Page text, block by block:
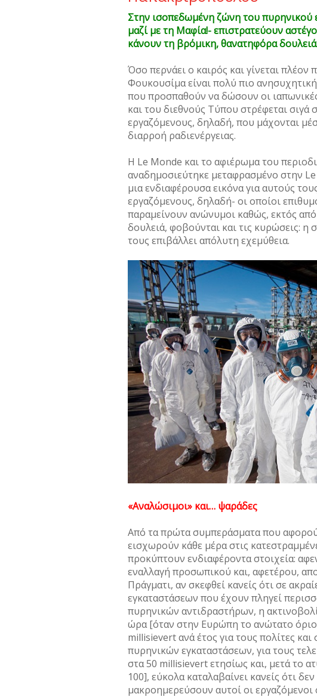
Στην ισοπεδωμένη ζώνη του πυρηνικού
μαζί με τη Μαφία!- επιστρατεύουν
κάνουν τη βρόμικη, θανατηφόρα
Όσο περνάει ο καιρός και γίνεται
Φουκουσίμα είναι πολύ πιο
που προσπαθούν να δώσουν οι
και του διεθνούς Τύπου στρέφεται σιγά
εργαζόμενους, δηλαδή, που μάχονται
διαρροή ραδιενέργειας.
H Le Monde και το αφιέρωμα του
αναδημοσιεύτηκε μεταφρασμένο στην
μια ενδιαφέρουσα εικόνα για αυτούς
εργαζόμενους, δηλαδή- οι οποίοι
παραμείνουν ανώνυμοι καθώς, εκτός
δουλειά, φοβούνται και τις κυρώσεις:
τους επιβάλλει απόλυτη εχεμύθεια.
«Αναλώσιμοι» και… ψαράδες
Από τα πρώτα συμπεράσματα που
εισχωρούν κάθε μέρα στις
προκύπτουν ενδιαφέροντα στοιχεία:
εναλλαγή προσωπικού και, αφετέρου,
Πράγματι, αν σκεφθεί κανείς ότι σε
εγκαταστάσεων που έχουν πληγεί
πυρηνικών αντιδραστήρων, η
ώρα [όταν στην Ευρώπη το ανώτατο όριο
millisievert ανά έτος για τους πολίτες
πυρηνικών εγκαταστάσεων, για τους
στα 50 millisievert ετησίως και, μετά το
100], εύκολα καταλαβαίνει κανείς ότι
μακροημερεύσουν αυτοί οι εργαζόμενοι